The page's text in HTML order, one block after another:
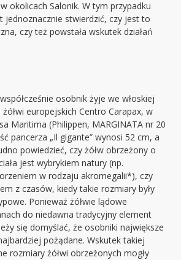
okolicach Salonik. W tym przypadku
jednoznacznie stwierdzić, czy jest to
czy też powstała wskutek działań
osobnik żyje we włoskiej
europejskich Centro Carapax, w
Maritima (Philippen, MARGINATA nr 20
pancerza „Il gigante” wynosi 52 cm, a
powiedzieć, czy żółw obrzeżony o
jest wybrykiem natury (np.
w rodzaju akromegalii*), czy
z czasów, kiedy takie rozmiary były
Ponieważ żółwie lądowe
do niedawna tradycyjny element
się domyślać, że osobniki największe
pożądane. Wskutek takiej
rozmiary żółwi obrzeżonych mogły